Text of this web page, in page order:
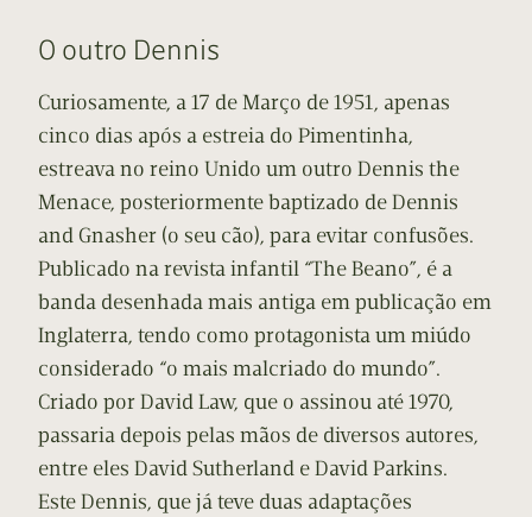
O outro Dennis
Curiosamente, a 17 de Março de 1951, apenas
cinco dias após a estreia do Pimentinha,
estreava no reino Unido um outro Dennis the
Menace, posteriormente baptizado de Dennis
and Gnasher (o seu cão), para evitar confusões.
Publicado na revista infantil “The Beano”, é a
banda desenhada mais antiga em publicação em
Inglaterra, tendo como protagonista um miúdo
considerado “o mais malcriado do mundo”.
Criado por David Law, que o assinou até 1970,
passaria depois pelas mãos de diversos autores,
entre eles David Sutherland e David Parkins.
Este Dennis, que já teve duas adaptações